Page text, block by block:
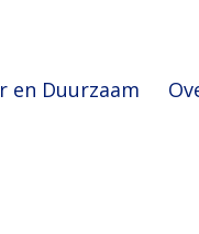
en Duurzaam